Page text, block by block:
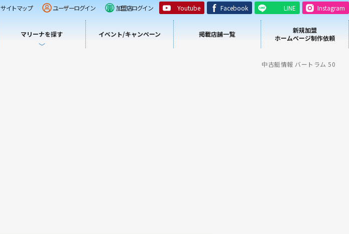
サイトマップ ユーザーログイン 加盟店ログイン Youtube Facebook LINE Instagram
マリーナを探す イベント/キャンペーン 掲載店舗一覧
新規加盟
ホームページ制作依頼
中古艇情報 バートラム 50